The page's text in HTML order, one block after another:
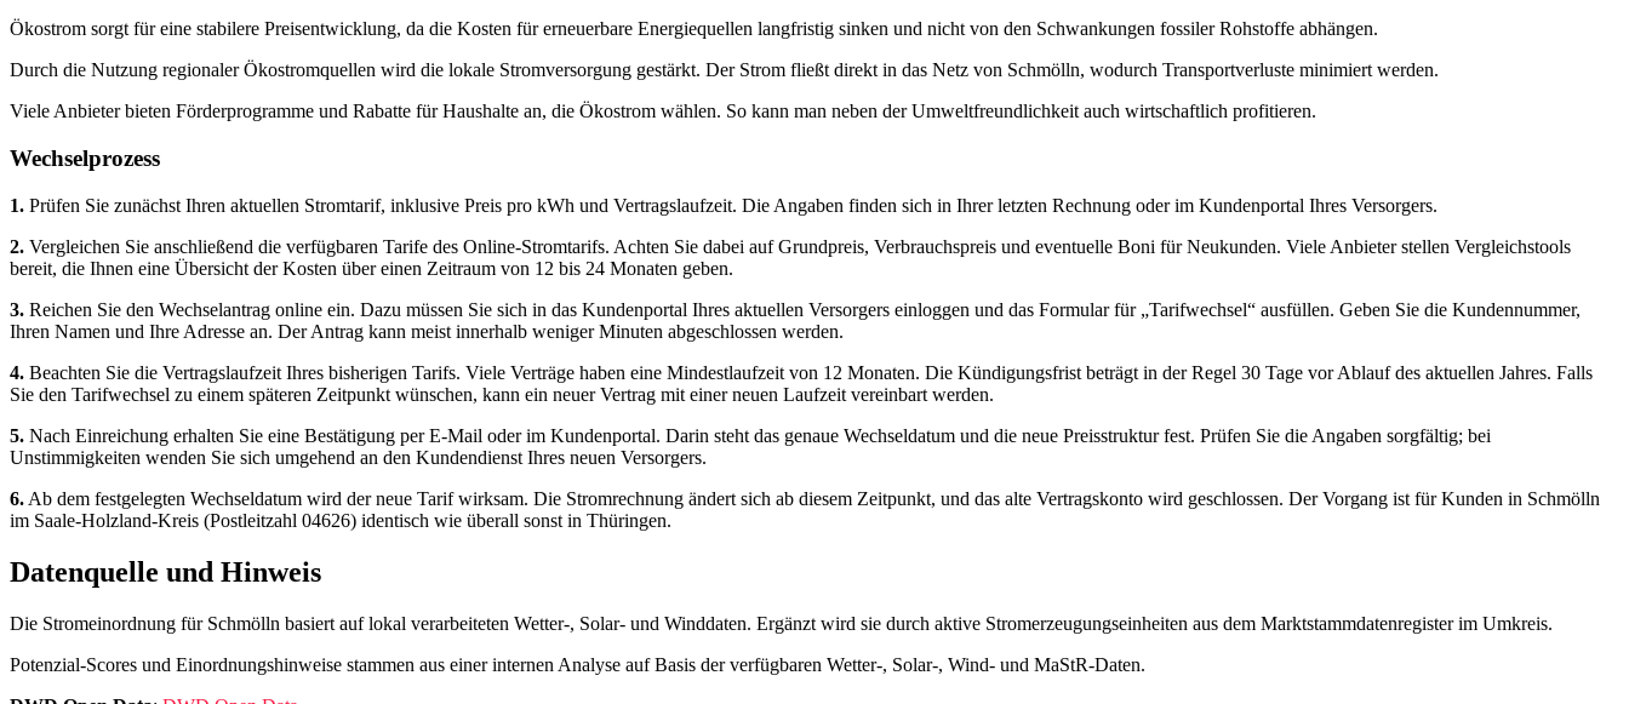
Ökostrom sorgt für eine stabilere Preisentwicklung, da die Kosten für erneuerbare Energiequellen langfristig sinken und nicht von den Schwankungen fossiler Rohstoffe abhängen.
Durch die Nutzung regionaler Ökostromquellen wird die lokale Stromversorgung gestärkt. Der Strom fließt direkt in das Netz von Schmölln, wodurch Transportverluste minimiert werden.
Viele Anbieter bieten Förderprogramme und Rabatte für Haushalte an, die Ökostrom wählen. So kann man neben der Umweltfreundlichkeit auch wirtschaftlich profitieren.
Wechselprozess
1. Prüfen Sie zunächst Ihren aktuellen Stromtarif, inklusive Preis pro kWh und Vertragslaufzeit. Die Angaben finden sich in Ihrer letzten Rechnung oder im Kundenportal Ihres Versorgers.
2. Vergleichen Sie anschließend die verfügbaren Tarife des Online-Stromtarifs. Achten Sie dabei auf Grundpreis, Verbrauchspreis und eventuelle Boni für Neukunden. Viele Anbieter stellen Vergleichstools
bereit, die Ihnen eine Übersicht der Kosten über einen Zeitraum von 12 bis 24 Monaten geben.
3. Reichen Sie den Wechselantrag online ein. Dazu müssen Sie sich in das Kundenportal Ihres aktuellen Versorgers einloggen und das Formular für „Tarifwechsel“ ausfüllen. Geben Sie die Kundennummer,
Ihren Namen und Ihre Adresse an. Der Antrag kann meist innerhalb weniger Minuten abgeschlossen werden.
4. Beachten Sie die Vertragslaufzeit Ihres bisherigen Tarifs. Viele Verträge haben eine Mindestlaufzeit von 12 Monaten. Die Kündigungsfrist beträgt in der Regel 30 Tage vor Ablauf des aktuellen Jahres. Falls
Sie den Tarifwechsel zu einem späteren Zeitpunkt wünschen, kann ein neuer Vertrag mit einer neuen Laufzeit vereinbart werden.
5. Nach Einreichung erhalten Sie eine Bestätigung per E‑Mail oder im Kundenportal. Darin steht das genaue Wechseldatum und die neue Preisstruktur fest. Prüfen Sie die Angaben sorgfältig; bei
Unstimmigkeiten wenden Sie sich umgehend an den Kundendienst Ihres neuen Versorgers.
6. Ab dem festgelegten Wechseldatum wird der neue Tarif wirksam. Die Stromrechnung ändert sich ab diesem Zeitpunkt, und das alte Vertragskonto wird geschlossen. Der Vorgang ist für Kunden in Schmölln
im Saale-Holzland-Kreis (Postleitzahl 04626) identisch wie überall sonst in Thüringen.
Datenquelle und Hinweis
Die Stromeinordnung für Schmölln basiert auf lokal verarbeiteten Wetter-, Solar- und Winddaten. Ergänzt wird sie durch aktive Stromerzeugungseinheiten aus dem Marktstammdatenregister im Umkreis.
Potenzial-Scores und Einordnungshinweise stammen aus einer internen Analyse auf Basis der verfügbaren Wetter-, Solar-, Wind- und MaStR-Daten.